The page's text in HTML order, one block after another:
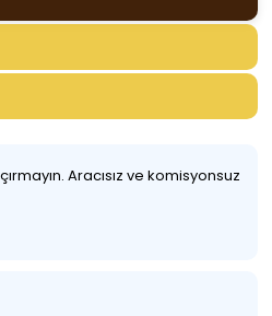
Aracısız ve komisyonsuz